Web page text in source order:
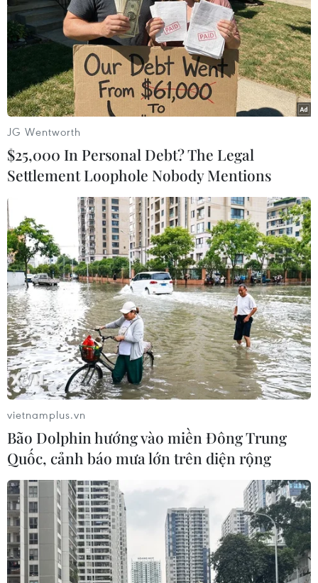
Việt-Lào hợp tác tuyên truyền, đấu tranh
phản bác thông tin sai trái
08/05/2019 14:29
Các cán bộ Ban Tuyên giáo Việt Nam và Lào cùng trao
đổi kinh nghiệm định hướng thị hiếu trong giới trẻ và
tăng cường công tác tuyên truyền, đấu tranh, phản bác
các quan điểm sai trái, thù địch.
JG Wentworth
$25,000 In Personal Debt? The Legal
Settlement Loophole Nobody Mentions
vietnamplus.vn
Bão Dolphin hướng vào miền Đông Trung
Quốc, cảnh báo mưa lớn trên diện rộng